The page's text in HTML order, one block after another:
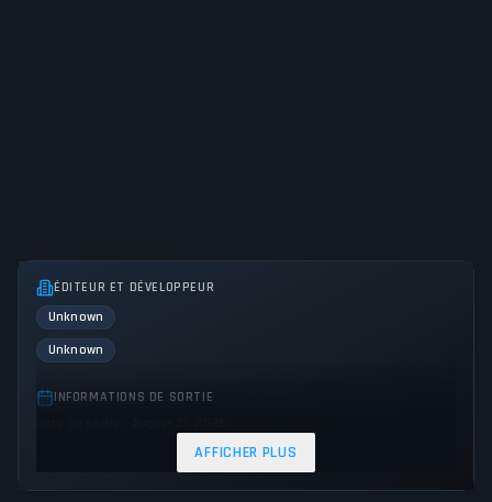
ÉDITEUR ET DÉVELOPPEUR
Unknown
Unknown
INFORMATIONS DE SORTIE
AFFICHER PLUS